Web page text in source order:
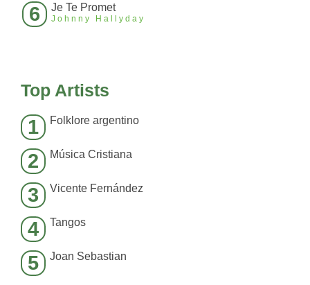
6 Je Te Promet
Johnny Hallyday
Top Artists
1 Folklore argentino
2 Música Cristiana
3 Vicente Fernández
4 Tangos
5 Joan Sebastian